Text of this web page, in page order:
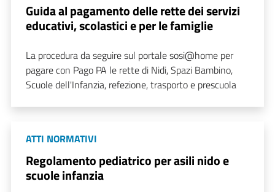
Guida al pagamento delle rette dei servizi
educativi, scolastici e per le famiglie
La procedura da seguire sul portale sosi@home per
pagare con Pago PA le rette di Nidi, Spazi Bambino,
Scuole dell'Infanzia, refezione, trasporto e prescuola
ATTI NORMATIVI
Regolamento pediatrico per asili nido e
scuole infanzia